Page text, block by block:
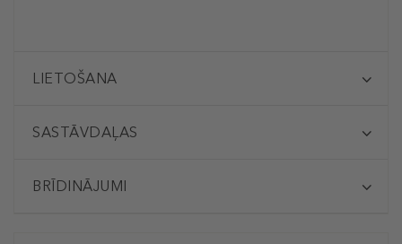
LIETOŠANA
SASTĀVDAĻAS
BRĪDINĀJUMI